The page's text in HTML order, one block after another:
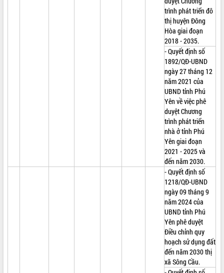
trình phát triển đô
thị huyện Đông
Hòa giai đoạn
2018 - 2035.
- Quyết định số
1892/QĐ-UBND
ngày 27 tháng 12
năm 2021 của
UBND tỉnh Phú
Yên về việc phê
duyệt Chương
trình phát triển
nhà ở tỉnh Phú
Yên giai đoạn
2021 - 2025 và
đến năm 2030.
- Quyết định số
1218/QĐ-UBND
ngày 09 tháng 9
năm 2024 của
UBND tỉnh Phú
Yên phê duyệt
Điều chỉnh quy
hoạch sử dụng đất
đến năm 2030 thị
xã Sông Cầu.